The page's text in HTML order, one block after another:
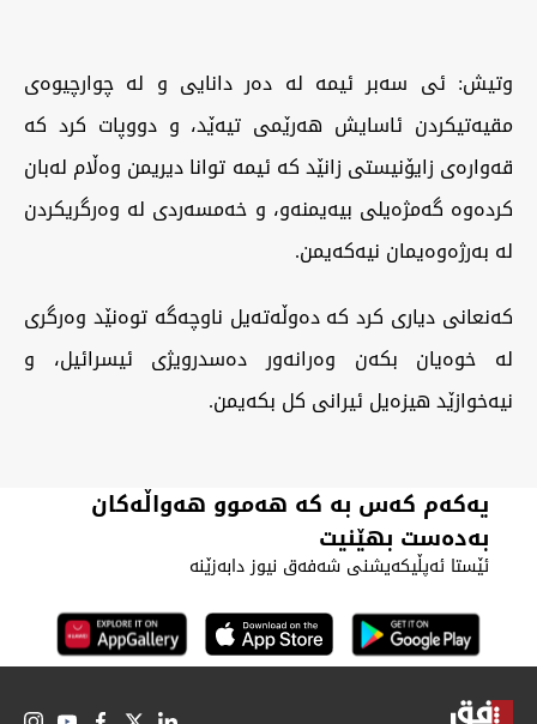
وتیش: ئی سەبر ئیمە لە دەر دانایی و لە چوارچیوەی
مقیەتیکردن ئاسایش هەرێمی تیەێد، و دووپات کرد کە
قەوارەی زایۆنیستی زانێد کە ئیمە توانا دیریمن وەڵام لەبان
کردەوە گەمژەیلی بیەیمنەو، و خەمسەردی لە وەرگریکردن
لە بەرژەوەیمان نیەکەیمن.
کەنعانی دیاری کرد کە دەوڵەتەیل ناوچەگە توەنێد وەرگری
لە خوەیان بکەن وەرانەور دەسدرویژی ئیسرائیل، و
نیەخوازێد هیزەیل ئیرانی کل بکەیمن.
یەکەم کەس بە کە هەموو هەواڵەکان
بەدەست بهێنیت
ئێستا ئەپڵیکەیشنی شەفەق نیوز دابەزێنە